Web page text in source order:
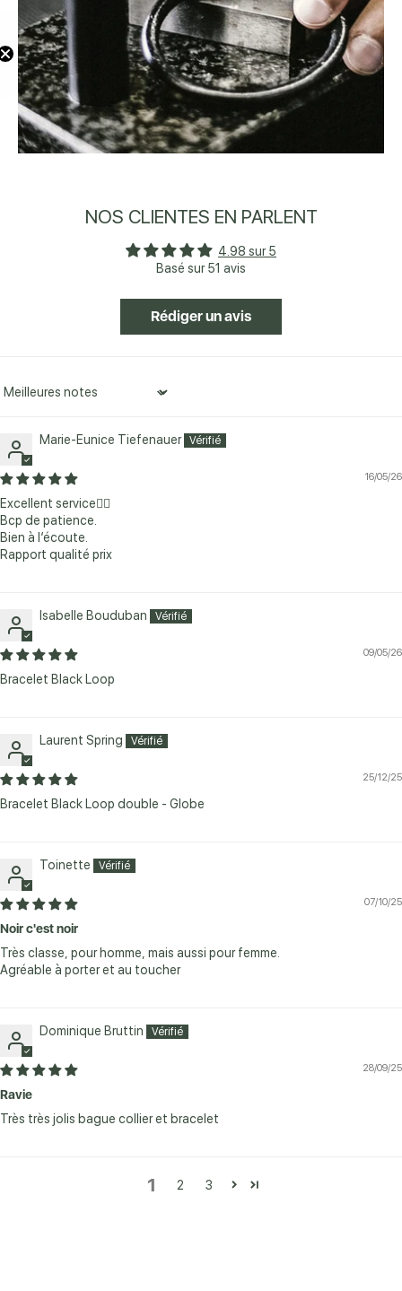
NOS CLIENTES EN PARLENT
4.98 sur 5
Basé sur 51 avis
Rédiger un avis
Sort by
Marie-Eunice Tiefenauer
16/05/26
Excellent service👍🏼
Bcp de patience.
Bien à l’écoute.
Rapport qualité prix
Isabelle Bouduban
09/05/26
Bracelet Black Loop
Laurent Spring
25/12/25
Bracelet Black Loop double - Globe
Toinette
07/10/25
Noir c'est noir
Très classe, pour homme, mais aussi pour femme.
Agréable à porter et au toucher
Dominique Bruttin
28/09/25
Ravie
Très très jolis bague collier et bracelet
1 2 3
10% sur votre première commande